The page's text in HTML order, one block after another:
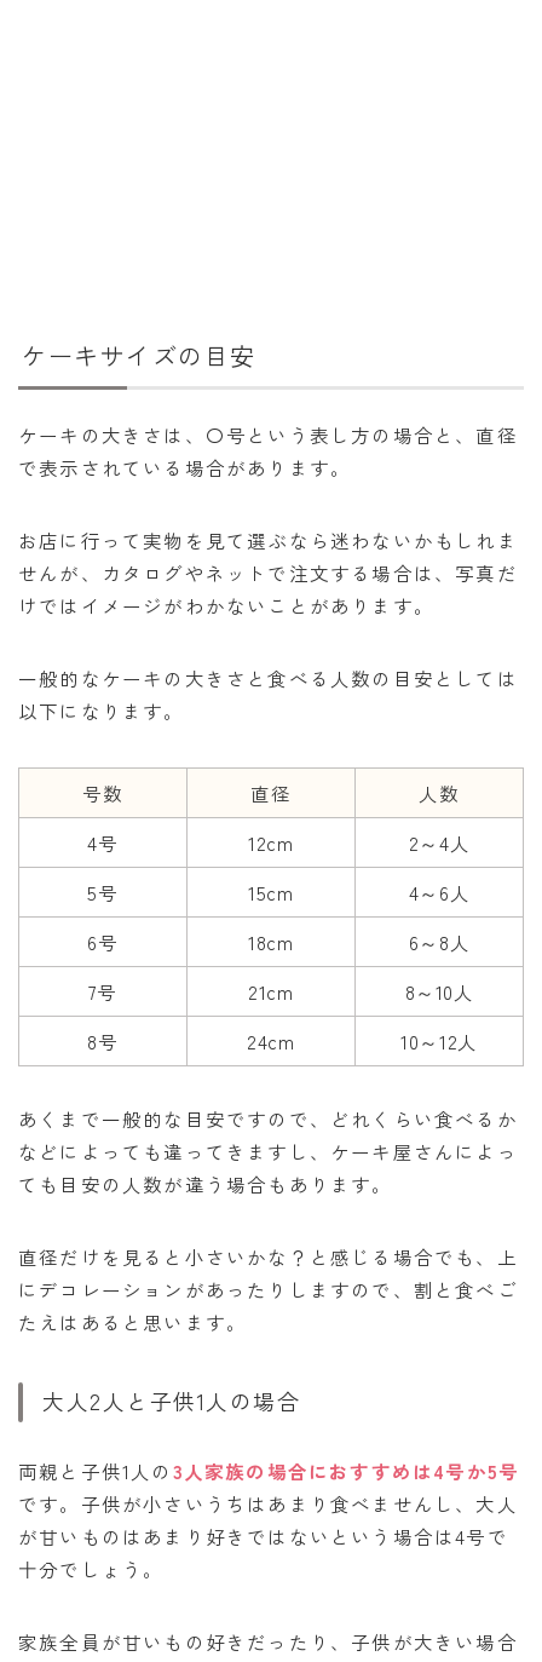
偏差値から上位何％計算
ケーキサイズの目安
ケーキの大きさは、〇号という表し方の場合と、直径
で表示されている場合があります。
お店に行って実物を見て選ぶなら迷わないかもしれま
せんが、カタログやネットで注文する場合は、写真だ
けではイメージがわかないことがあります。
一般的なケーキの大きさと食べる人数の目安としては
以下になります。
号数 直径
人数
4号
12cm
2～4人
5号
15cm
4～6人
6号
18cm
6～8人
7号
21cm
8～10人
8号
24cm 10～12人
あくまで一般的な目安ですので、どれくらい食べるか
などによっても違ってきますし、ケーキ屋さんによっ
ても目安の人数が違う場合もあります。
直径だけを見ると小さいかな？と感じる場合でも、上
にデコレーションがあったりしますので、割と食べご
たえはあると思います。
大人2人と子供1人の場合
両親と子供1人の 3人家族の場合におすすめは4号か5号
です。子供が小さいうちはあまり食べませんし、大人
が甘いものはあまり好きではないという場合は4号で
十分でしょう。
家族全員が甘いもの好きだったり、子供が大きい場合